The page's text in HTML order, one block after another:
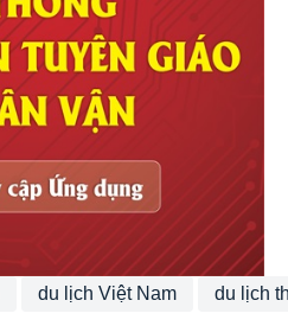
du lịch Việt Nam du lịch